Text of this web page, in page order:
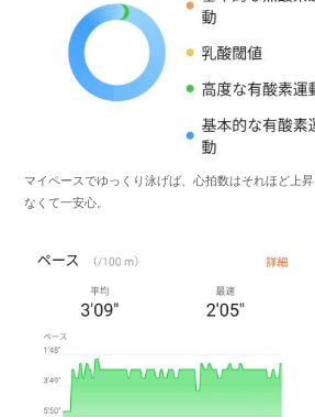
マイペースでゆっくり泳げば、心拍数はそれほど上
なくて一安心。